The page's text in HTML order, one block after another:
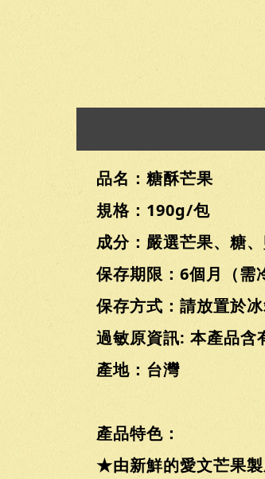
品名：糖酥芒果
規格：190g/包
成分：嚴選芒果、糖
保存期限：6個月（需
保存方式：請放置於
過敏原資訊: 本產品含
產地：台灣
產品特色：
★由新鮮的愛文芒果